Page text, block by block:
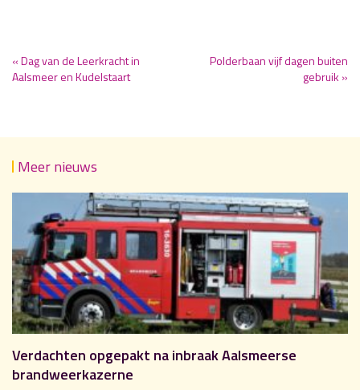
« Dag van de Leerkracht in
Aalsmeer en Kudelstaart
Polderbaan vijf dagen buiten
gebruik »
Meer nieuws
Verdachten opgepakt na inbraak Aalsmeerse
brandweerkazerne